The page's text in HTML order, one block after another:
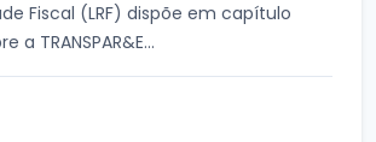
Fiscal (LRF) dispõe em capítulo
a TRANSPAR&E...